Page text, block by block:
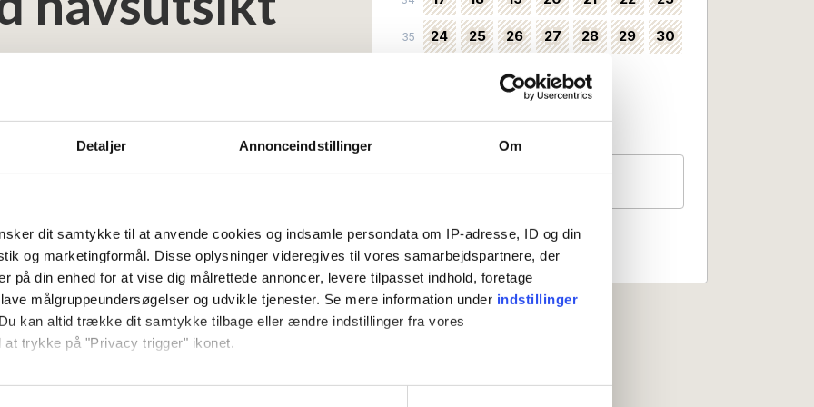
Detaljer Annonceindstillinger Om
dit samtykke til at anvende cookies og indsamle persondata om IP-adresse, ID og din
og marketingformål. Disse oplysninger videregives til vores samarbejdspartnere, der
på din enhed for at vise dig målrettede annoncer, levere tilpasset indhold, foretage
målgruppeundersøgelser og udvikle tjenester. Se mere information under indstillinger
kan altid trække dit samtykke tilbage eller ændre indstillinger fra vores
at trykke på "Privacy trigger" ikonet.
gerne:
våningar med ett härligt läge nära
– bara några kilometer från
8 personer, vilket gör huset lämpligt
som reser tillsammans.
– både från vardagsrummet, köket
på balkongen i öster och den
under din semester.
35 24 25 26 27 28 29 30
Ingen incheckning
Gäster